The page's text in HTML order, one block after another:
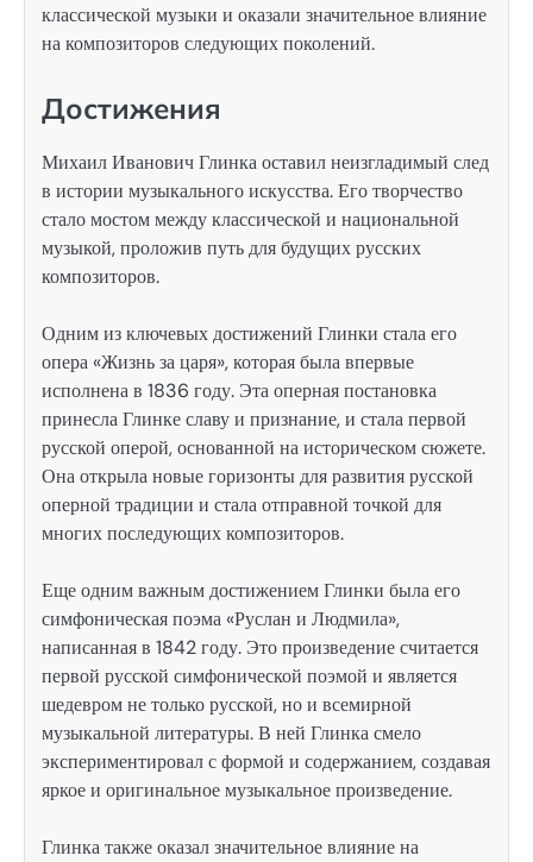
классической музыки и оказали значительное влияние
на композиторов следующих поколений.
Достижения
Михаил Иванович Глинка оставил неизгладимый след
в истории музыкального искусства. Его творчество
стало мостом между классической и национальной
музыкой, проложив путь для будущих русских
композиторов.
Одним из ключевых достижений Глинки стала его
опера «Жизнь за царя», которая была впервые
исполнена в 1836 году. Эта оперная постановка
принесла Глинке славу и признание, и стала первой
русской оперой, основанной на историческом сюжете.
Она открыла новые горизонты для развития русской
оперной традиции и стала отправной точкой для
многих последующих композиторов.
Еще одним важным достижением Глинки была его
симфоническая поэма «Руслан и Людмила»,
написанная в 1842 году. Это произведение считается
первой русской симфонической поэмой и является
шедевром не только русской, но и всемирной
музыкальной литературы. В ней Глинка смело
экспериментировал с формой и содержанием, создавая
яркое и оригинальное музыкальное произведение.
Глинка также оказал значительное влияние на